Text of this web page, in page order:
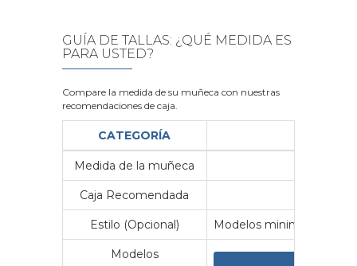
GUÍA DE TALLAS: ¿QUÉ MEDIDA ES
PARA USTED?
Compare la medida de su muñeca con nuestras
recomendaciones de caja.
CATEGORÍA
Medida de la muñeca
Caja Recomendada
Estilo (Opcional) Modelos minimalistas y
Modelos